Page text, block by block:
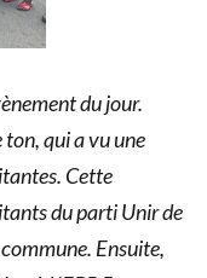
du jour.
ton, qui a vu une
Cette
du parti Unir de
Ensuite,